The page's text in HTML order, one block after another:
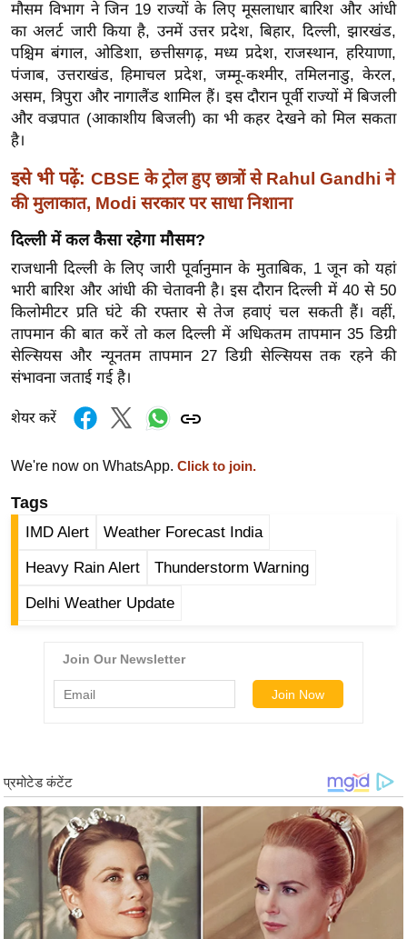
ग
त
ऑ
टो
व
र्ल्ड
न्यू
ज
ब्री
फ
म
नो
रं
ज
न
ज
ग
बॉ
वु
ड
हॉ
वु
B
r
e
k
n
मौसम विभाग ने जिन 19 राज्यों के लिए मूसलाधार बारिश और आंधी
का अलर्ट जारी किया है, उनमें उत्तर प्रदेश, बिहार, दिल्ली, झारखंड,
पश्चिम बंगाल, ओडिशा, छत्तीसगढ़, मध्य प्रदेश, राजस्थान, हरियाणा,
पंजाब, उत्तराखंड, हिमाचल प्रदेश, जम्मू-कश्मीर, तमिलनाडु, केरल,
असम, त्रिपुरा और नागालैंड शामिल हैं। इस दौरान पूर्वी राज्यों में बिजली
और वज्रपात (आकाशीय बिजली) का भी कहर देखने को मिल सकता
है।
इसे भी पढ़ें: CBSE के ट्रोल हुए छात्रों से Rahul Gandhi ने
की मुलाकात, Modi सरकार पर साधा निशाना
दिल्ली में कल कैसा रहेगा मौसम?
राजधानी दिल्ली के लिए जारी पूर्वानुमान के मुताबिक, 1 जून को यहां
भारी बारिश और आंधी की चेतावनी है। इस दौरान दिल्ली में 40 से 50
किलोमीटर प्रति घंटे की रफ्तार से तेज हवाएं चल सकती हैं। वहीं,
तापमान की बात करें तो कल दिल्ली में अधिकतम तापमान 35 डिग्री
सेल्सियस और न्यूनतम तापमान 27 डिग्री सेल्सियस तक रहने की
संभावना जताई गई है।
शेयर करें
We're now on WhatsApp. Click to join.
Tags
IMD Alert Weather Forecast India
Heavy Rain Alert Thunderstorm Warning
Delhi Weather Update